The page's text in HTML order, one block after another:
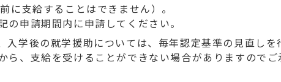
に支給することはできません）。
申請期間内に申請してください。
入学後の就学援助については、毎年認定基準の見直しを
ら、支給を受けることができない場合がありますので